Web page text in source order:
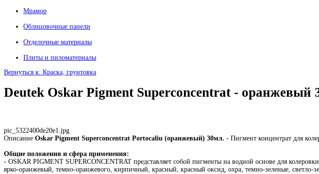
Мрамор
Облицовочные панели
Отделочные материалы
Плиты и пиломатериалы
Вернуться к: Краска, грунтовка
Deutek Oskar Pigment Superconcentrat - оранжевый
pic_5322400de20e1.jpg
Описание Oskar Pigment Superconcentrat Portocaliu (оранжевый) 30мл. - Пигмент концентрат для
Общие положения и сфера применения:
- OSKAR PIGMENT SUPERCONCENTRAT представляет собой пигменты на водной основе для
ярко-оранжевый, темно-оранжевого, кирпичный, красный, красный оксид, охра, темно-зеленые,